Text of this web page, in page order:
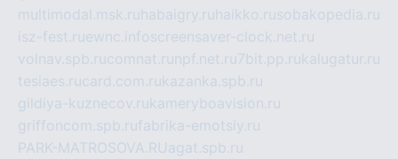
multimodal.msk.ru habaigry.ru haikko.rusobakopedia.ru
isz-fest.ruewnc.infoscreensaver-clock.net.ru
volnav.spb.rucomnat.ru npf.net.ru 7bit.pp.rukalugatur.ru
tesiaes.rucard.com.rukazanka.spb.ru
gildiya-kuznecov.rukameryboavision.ru
griffoncom.spb.rufabrika-emotsiy.ru
PARK-MATROSOVA.RUagat.spb.ru